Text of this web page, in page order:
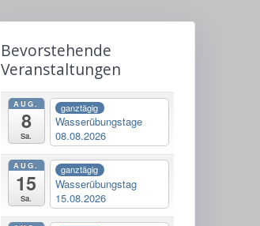
Bevorstehende
Veranstaltungen
AUG.
8
Sa.
ganztägig
Wasserübungstage
08.08.2026
AUG.
15
Sa.
ganztägig
Wasserübungstag
15.08.2026